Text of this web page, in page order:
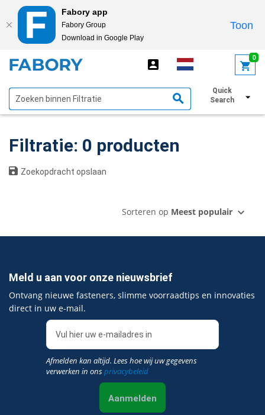
Fabory app
Fabory Group
Download in Google Play
Toon
0
Quick
Search
Filtratie: 0 producten
Zoekopdracht opslaan
Sorteren op Meest populair
Meld u aan voor onze nieuwsbrief
Ontvang nieuwe fasteners, slimme voorraadtips en innovaties
direct in uw e‑mail.
Afmelden kan altijd. Lees hoe wij uw gegevens
verwerken in onsprivacybeleid
Aanmelden